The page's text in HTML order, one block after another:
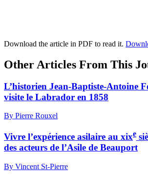
Download the article in PDF to read it.
Other Articles From This
L’historien Jean-Baptiste-Antoine
visite le Labrador en 1858
By Pierre Rouxel
Vivre l’expérience asilaire au xixe
des acteurs de l’Asile de Beauport
By Vincent St-Pierre